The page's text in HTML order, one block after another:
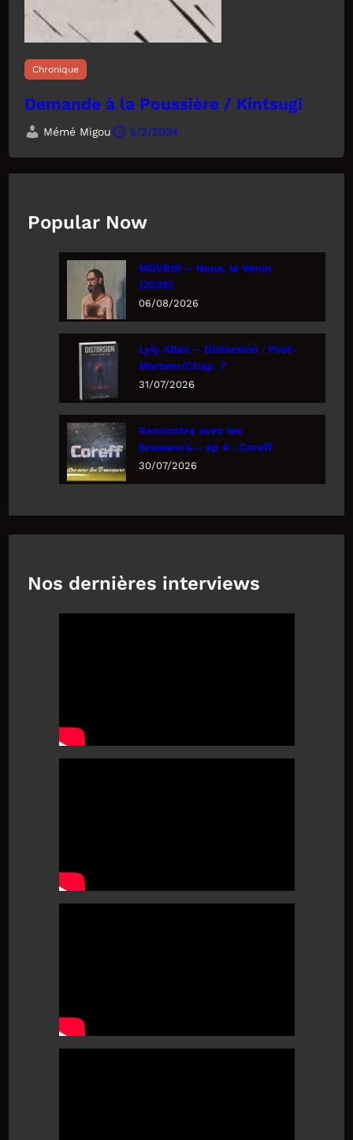
Chronique
Demande à la Poussière / Kintsugi
Mémé Migou 5/2/2024
Popular Now
MOVRIR – Nous, le Venin
(2026)
06/08/2026
Lyly Allan – Distorsion : Post-
Mortem/Chap. 7
31/07/2026
Rencontre avec les
Brasseurs – ép 4 : Coreff
30/07/2026
Nos dernières interviews